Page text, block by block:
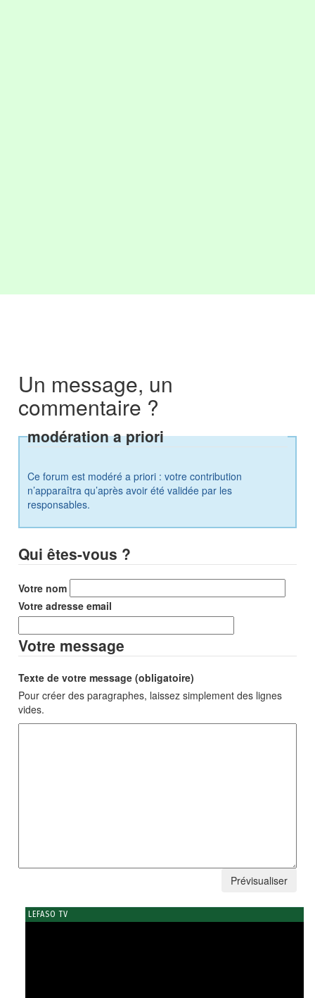
Un message, un
commentaire ?
modération a priori
Ce forum est modéré a priori : votre contribution
n’apparaîtra qu’après avoir été validée par les
responsables.
Qui êtes-vous ?
Votre nom
Votre adresse email
Votre message
Texte de votre message (obligatoire)
Pour créer des paragraphes, laissez simplement des lignes
vides.
LEFASO TV